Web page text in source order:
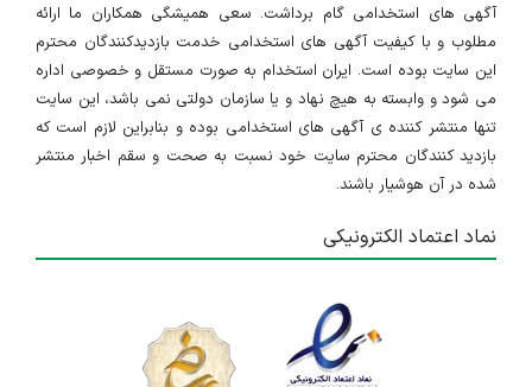
آگهی های استخدامی گام برداشت. سعی همیشگی همکاران ما ارائه
مطلوب و با کیفیت آگهی های استخدامی خدمت بازدیدکنندگان محترم
این سایت بوده است. ایران استخدام به صورت مستقل و خصوصی اداره
می شود و وابسته به هیچ نهاد و یا سازمان دولتی نمی باشد، این سایت
تنها منتشر کننده ی آگهی های استخدامی بوده و بنابراین لازم است که
بازدید کنندگان محترم سایت خود نسبت به صحت و سقم اخبار منتشر
شده در آن هوشیار باشند.
نماد اعتماد الکترونیکی